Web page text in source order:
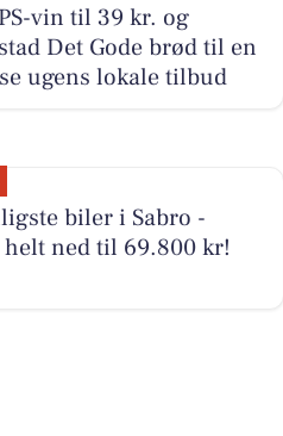
vin til 39 kr. og
Det Gode brød til en
ugens lokale tilbud
biler i Sabro -
helt ned til 69.800 kr!